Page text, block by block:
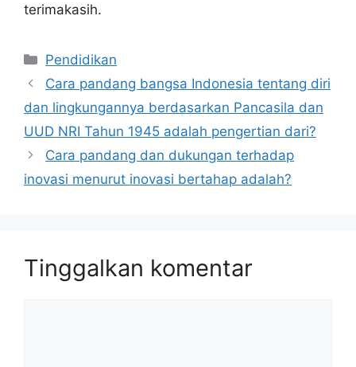
terimakasih.
Kategori
Pendidikan
Cara pandang bangsa Indonesia tentang diri
dan lingkungannya berdasarkan Pancasila dan
UUD NRI Tahun 1945 adalah pengertian dari?
Cara pandang dan dukungan terhadap
inovasi menurut inovasi bertahap adalah?
Tinggalkan komentar